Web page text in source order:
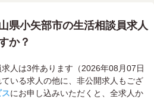
県小矢部市の生活相談員求人
か？
人は3件あります（2026年08月07日
いる求人の他に、非公開求人もござ
にお申し込みいただくと、全求人か